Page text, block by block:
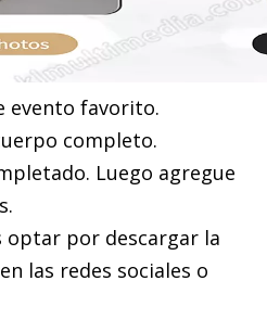
evento favorito.
completo.
Luego agregue
optar por descargar la
las redes sociales o